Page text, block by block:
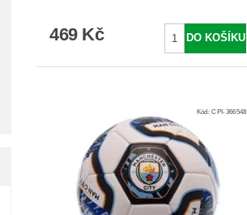
469 Kč
Kód:CPI-366548